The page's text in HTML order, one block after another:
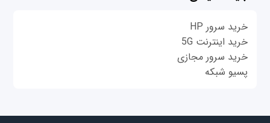
خرید سرور HP
خرید اینترنت 5G
خرید سرور مجازی
پسیو شبکه